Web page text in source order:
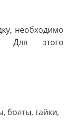
необходимо
Для этого
болты, гайки,